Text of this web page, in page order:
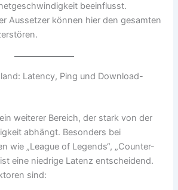
beeinflusst.
Aussetzer können hier den gesamten
Latency, Ping und Download-
weiterer Bereich, der stark von der
abhängt. Besonders bei
wie „League of Legends“, „Counter-
ist eine niedrige Latenz entscheidend.
sind: